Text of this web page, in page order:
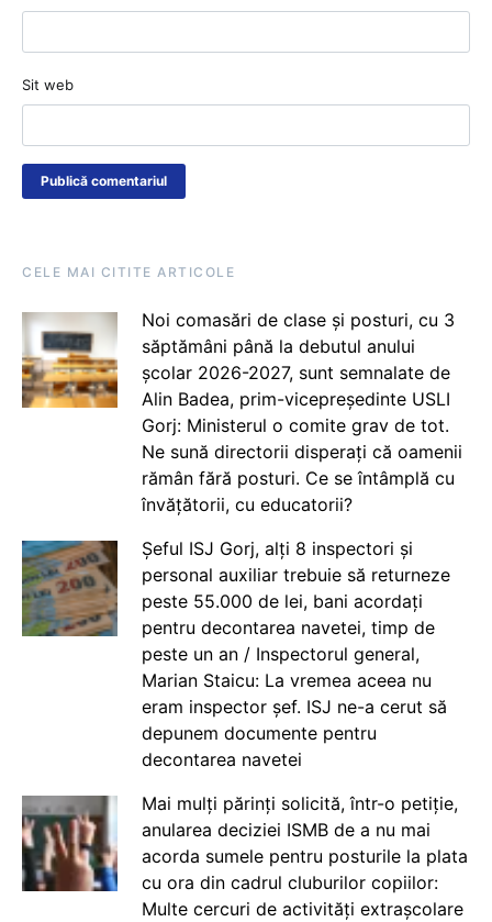
Sit web
CELE MAI CITITE ARTICOLE
Noi comasări de clase și posturi, cu 3
săptămâni până la debutul anului
școlar 2026-2027, sunt semnalate de
Alin Badea, prim-vicepreședinte USLI
Gorj: Ministerul o comite grav de tot.
Ne sună directorii disperați că oamenii
rămân fără posturi. Ce se întâmplă cu
învățătorii, cu educatorii?
Șeful ISJ Gorj, alți 8 inspectori și
personal auxiliar trebuie să returneze
peste 55.000 de lei, bani acordați
pentru decontarea navetei, timp de
peste un an / Inspectorul general,
Marian Staicu: La vremea aceea nu
eram inspector șef. ISJ ne-a cerut să
depunem documente pentru
decontarea navetei
Mai mulți părinți solicită, într-o petiție,
anularea deciziei ISMB de a nu mai
acorda sumele pentru posturile la plata
cu ora din cadrul cluburilor copiilor:
Multe cercuri de activități extrașcolare